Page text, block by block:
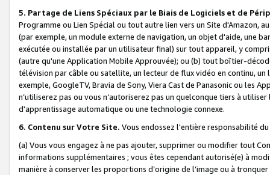
5. Partage de Liens Spéciaux par le Biais de Logiciels et de
Programme ou Lien Spécial ou tout autre lien vers un Site d'Amazon,
(par exemple, un module externe de navigation, un objet d'aide, une
exécutée ou installée par un utilisateur final) sur tout appareil, y
(autre qu'une Application Mobile Approuvée); ou (b) tout boîtier-
télévision par câble ou satellite, un lecteur de flux vidéo en continu,
exemple, GoogleTV, Bravia de Sony, Viera Cast de Panasonic ou les
n’utiliserez pas ou vous n’autoriserez pas un quelconque tiers à
d'apprentissage automatique ou une technologie connexe.
6. Contenu sur Votre Site. Vous endossez l'entière responsabilité
(a) Vous vous engagez à ne pas ajouter, supprimer ou modifier tout
informations supplémentaires ; vous êtes cependant autorisé(e) à
manière à conserver les proportions d’origine de l’image ou à